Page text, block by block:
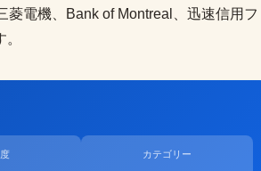
電機、Bank of Montreal、迅速信用フ
カテゴリー